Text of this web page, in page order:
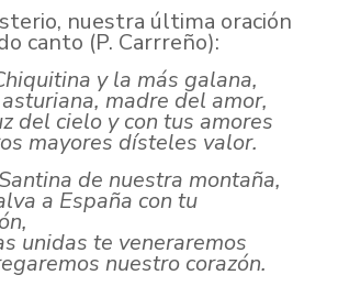
nuestra última oración
canto (P. Carrreño):
y la más galana,
madre del amor,
del cielo y con tus amores
mayores dísteles valor.
de nuestra montaña,
a España con tu
unidas te veneraremos
nuestro corazón.